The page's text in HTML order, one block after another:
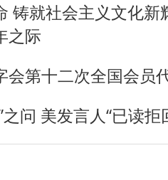
铸就社会主义文化
之际‍‍
会第十二次全国会员
问 美发言人“已读拒